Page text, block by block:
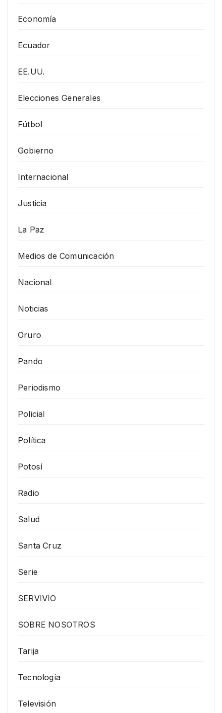
Economía
Ecuador
EE.UU.
Elecciones Generales
Fútbol
Gobierno
Internacional
Justicia
La Paz
Medios de Comunicación
Nacional
Noticias
Oruro
Pando
Periodismo
Policial
Política
Potosí
Radio
Salud
Santa Cruz
Serie
SERVIVIO
SOBRE NOSOTROS
Tarija
Tecnología
Televisión